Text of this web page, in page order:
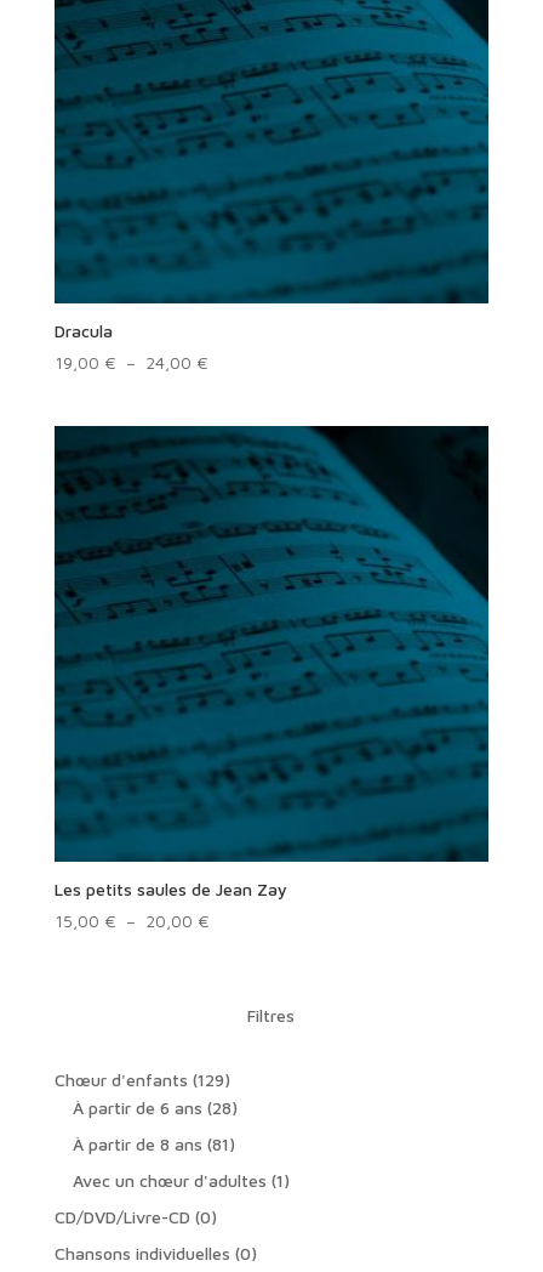
Dracula
19,00 € – 24,00 €Plage
19,00 €
à
24,00 €
Les petits saules de Jean Zay
15,00 € – 20,00 €Plage
Filtres
Chœur d'enfants 129129
produits
À partir de 6 ans 2828
produits
À partir de 8 ans 8181
produits
Avec un chœur d'adultes 11
CD/DVD/Livre-CD 00
produit
Chansons individuelles 00